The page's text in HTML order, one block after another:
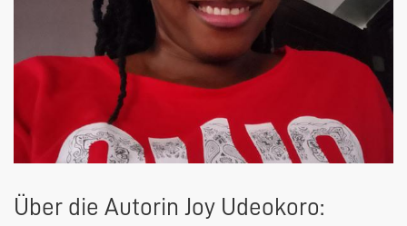
Über die Autorin Joy Udeokoro: